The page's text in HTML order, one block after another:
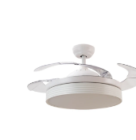
$2,986.97.